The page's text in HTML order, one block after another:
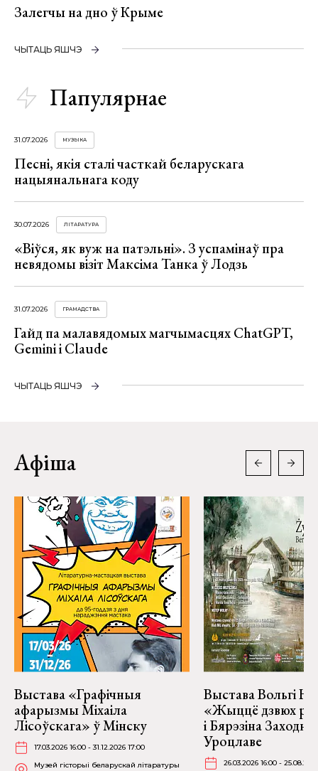
Залегчы на дно ў Крыме
ЧЫТАЦЬ ЯШЧЭ
Папулярнае
31.07.2026 МУЗЫКА
Песні, якія сталі часткай беларускага
нацыянальнага коду
30.07.2026 ЛІТАРАТУРА
«Віўся, як вуж на патэльні». З успамінаў пра
невядомы візіт Максіма Танка ў Лодзь
31.07.2026 ГРАМАДСТВА
Гайд па малавядомых магчымасцях ChatGPT,
Gemini і Claude
ЧЫТАЦЬ ЯШЧЭ
Афіша
Выстава «Графічныя
афарызмы Міхаіла
Лісоўскага» ў Мінску
17.03.2026 16:00 - 31.12.2026 17:00
Музей гісторыі беларускай літаратуры
Выстава Вольгі
«Жыццё дзвюх
і Бярэзіна
Уроцлаве
26.03.2026 16:00 -